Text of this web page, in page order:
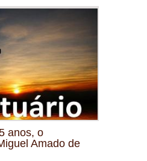
anos, o
Amado de